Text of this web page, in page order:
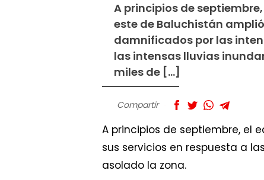
A principios de
este de Baluchistán
damnificados por las
las intensas lluvias
miles de […]
Compartir
A principios de septiembre, el
sus servicios en respuesta a
asolado la zona.